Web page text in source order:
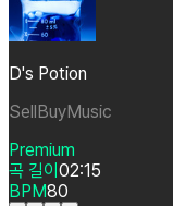
D's Potion
SellBuyMusic
Premium
곡 길이 02:15
BPM80